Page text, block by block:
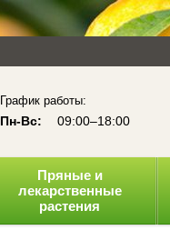
График работы:
Пн-Вс: 09:00–18:00
Пряные и
лекарственные
растения